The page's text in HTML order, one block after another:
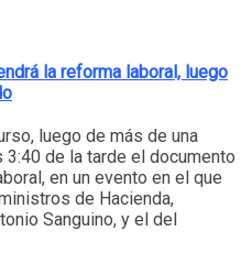
la reforma laboral, luego
luego de más de una
de la tarde el documento
en un evento en el que
de Hacienda,
Sanguino, y el del